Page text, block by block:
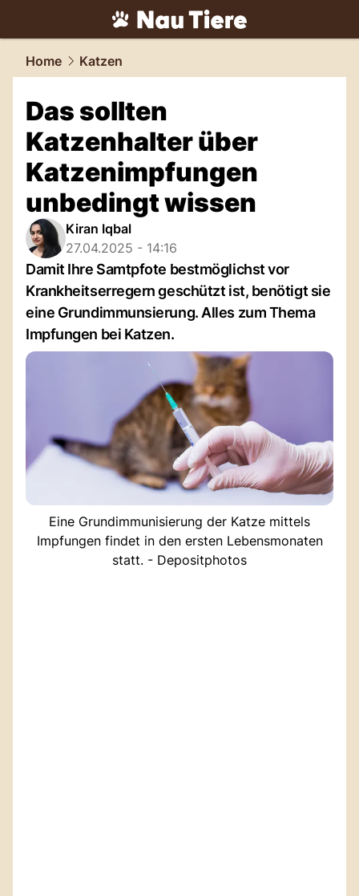
tiere.NAU.ch
Home Katzen
Das sollten
Katzenhalter über
Katzenimpfungen
unbedingt wissen
Kiran Iqbal
27.04.2025 - 14:16
Damit Ihre Samtpfote bestmöglichst vor
Krankheitserregern geschützt ist, benötigt sie
eine Grundimmunsierung. Alles zum Thema
Impfungen bei Katzen.
Eine Grundimmunisierung der Katze mittels
Impfungen findet in den ersten Lebensmonaten
statt. - Depositphotos